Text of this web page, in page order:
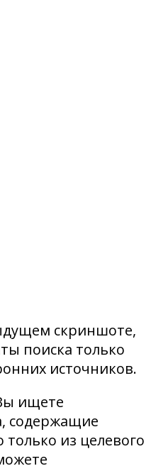
скриншоте,
поиска только
источников.
ищете
содержащие
из целевого